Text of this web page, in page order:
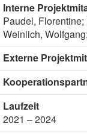
Interne
Paudel,
Weinlich,
Externe
Laufzeit
2021 – 2024